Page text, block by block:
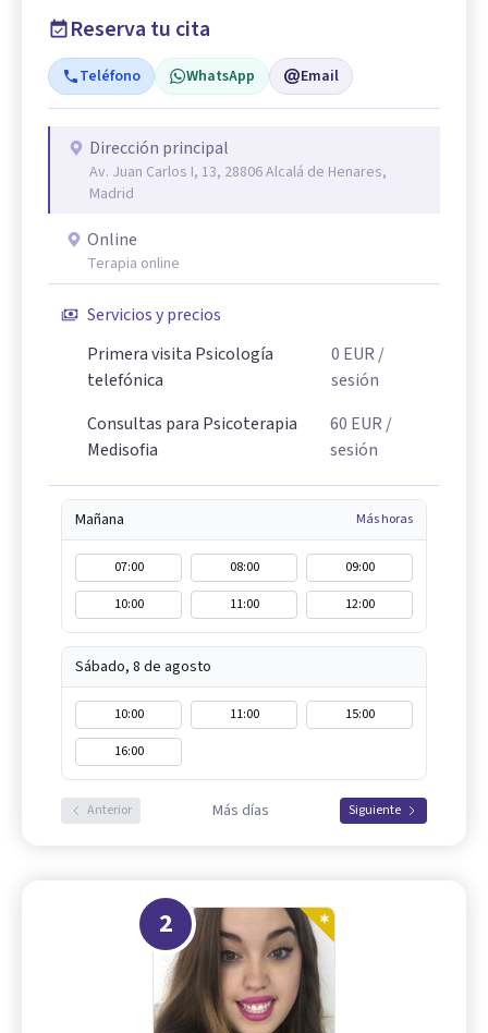
Reserva tu cita
Teléfono WhatsApp Email
Dirección principal
Av. Juan Carlos I, 13, 28806 Alcalá de Henares,
Madrid
Online
Terapia online
Servicios y precios
Primera visita Psicología
telefónica
0 EUR /
sesión
Consultas para Psicoterapia
Medisofia
60 EUR /
sesión
Mañana Más horas
07:00 08:00
09:00
10:00
11:00 12:00
Sábado, 8 de agosto
10:00 11:00
15:00
16:00
Anterior Más días Siguiente
2